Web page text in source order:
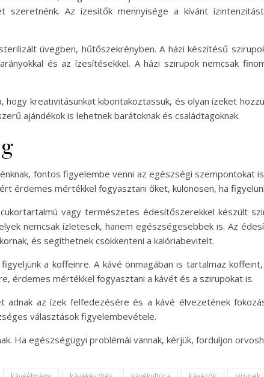
szeretnénk. Az ízesítők mennyisége a kívánt
üvegben, hűtőszekrényben. A házi készítésű
és az ízesítésekkel. A házi szirupok nemcsak
kreativitásunkat kibontakoztassuk, és olyan ízeket
ajándékok is lehetnek barátoknak és családtagoknak.
fontos figyelembe venni az egészségi szempontokat
érdemes mértékkel fogyasztani őket, különösen, ha
vagy természetes édesítőszerekkel készült
nemcsak ízletesek, hanem egészségesebbek is. Az
és segíthetnek csökkenteni a kalóriabevitelt.
a koffeinre. A kávé önmagában is tartalmaz
érdemes mértékkel fogyasztani a kávét és a szirupokat is.
az ízek felfedezésére és a kávé élvezetének
választások figyelembevétele.
Ha egészségügyi problémái vannak, kérjük, forduljon